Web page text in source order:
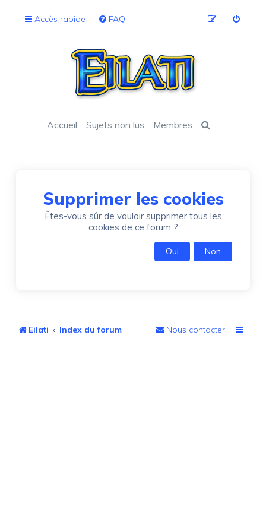
Accès rapide FAQ
Accueil Sujets non lus Membres
Supprimer les cookies
Êtes-vous sûr de vouloir supprimer tous les
cookies de ce forum ?
Eilati Index du forum Nous contacter